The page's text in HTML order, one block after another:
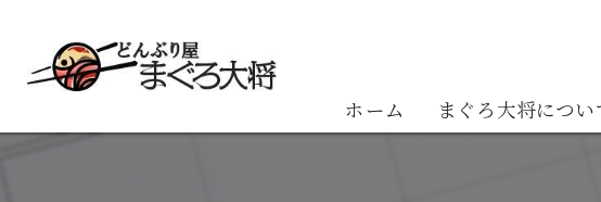
ホーム まぐろ大将につい